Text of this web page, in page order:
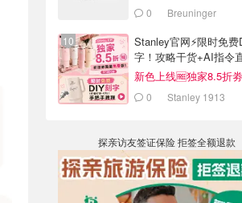
0 Breuninger
Stanley官网⚡️限时免
字！攻略干货+AI指令
新色上线🆓独家8.5折
0 Stanley 1913
探亲访友签证保险 拒签全额退款